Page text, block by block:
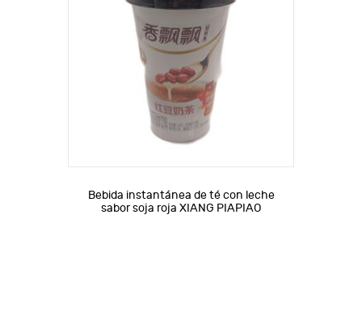
Bebida instantánea de té con leche
sabor soja roja XIANG PIAPIAO